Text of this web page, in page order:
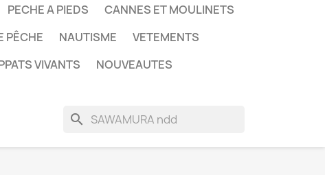
PECHE A PIEDS
CANNES ET MOULINETS
PÊCHE NAUTISME
VETEMENTS
VIVANTS
NOUVEAUTES
search